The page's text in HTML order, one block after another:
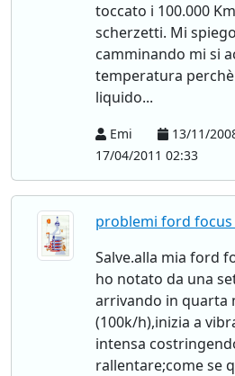
toccato i 100.000
scherzetti. Mi
camminando mi si
temperatura
liquido...
Emi
13/11/
17/04/2011 02:33
problemi ford focus
Salve.alla mia ford
ho notato da una
arrivando in quarta
(100k/h),inizia a
intensa
rallentare;come se